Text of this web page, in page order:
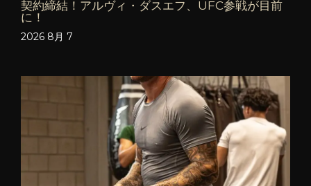
契約締結！アルヴィ・ダスエフ、UFC参戦が目前
に！
2026 8月 7